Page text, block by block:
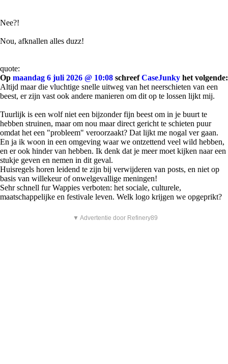
Nee?!
Nou, afknallen alles duzz!
quote:
Op maandag 6 juli 2026 @ 10:08 schreefCaseJunky het volgende:
Altijd maar die vluchtige snelle uitweg van het neerschieten van een
beest, er zijn vast ook andere manieren om dit op te lossen lijkt mij.
Tuurlijk is een wolf niet een bijzonder fijn beest om in je buurt te
hebben struinen, maar om nou maar direct gericht te schieten puur
omdat het een "probleem" veroorzaakt? Dat lijkt me nogal ver gaan.
En ja ik woon in een omgeving waar we ontzettend veel wild hebben,
en er ook hinder van hebben. Ik denk dat je meer moet kijken naar een
stukje geven en nemen in dit geval.
Huisregels horen leidend te zijn bij verwijderen van posts, en niet op
basis van willekeur of onwelgevallige meningen!
Sehr schnell fur Wappies verboten: het sociale, culturele,
maatschappelijke en festivale leven. Welk logo krijgen we opgeprikt?
▼ Advertentie door Refinery89